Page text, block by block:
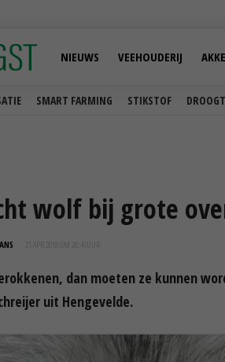
SMART FARMING STIKSTOF
NIEUWS VEEHOUDERIJ
wolf bij grote
21 APR 2018 OM 20:41
dan moeten ze kunnen
uit Hengevelde.